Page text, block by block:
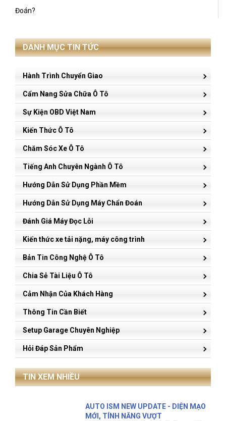
Đoán?
DANH MỤC TIN TỨC
Hành Trình Chuyển Giao
Cẩm Nang Sửa Chữa Ô Tô
Sự Kiện OBD Việt Nam
Kiến Thức Ô Tô
Chăm Sóc Xe Ô Tô
Tiếng Anh Chuyên Ngành Ô Tô
Hướng Dẫn Sử Dụng Phần Mềm
Hướng Dẫn Sử Dụng Máy Chẩn Đoán
Đánh Giá Máy Đọc Lỗi
Kiến thức xe tải nặng, máy công trình
Bản Tin Công Nghệ Ô Tô
Chia Sẻ Tài Liệu Ô Tô
Cảm Nhận Của Khách Hàng
Thông Tin Cần Biết
Setup Garage Chuyên Nghiệp
Hỏi Đáp Sản Phẩm
TIN XEM NHIỀU
AUTO ISM NEW UPDATE - DIỆN MẠO
MỚI, TÍNH NĂNG VƯỢT